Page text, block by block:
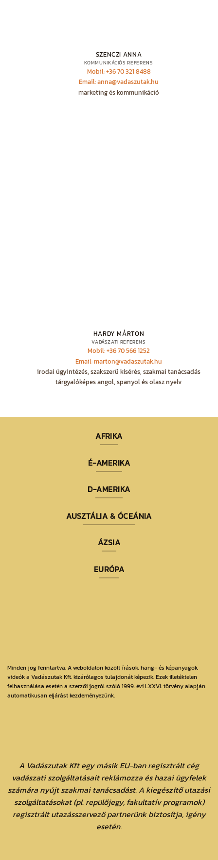
SZENCZI ANNA
KOMMUNIKÁCIÓS REFERENS
Mobil: +36 70 321 8488
Email: anna@vadaszutak.hu
marketing és kommunikáció
HARDY MÁRTON
VADÁSZATI REFERENS
Mobil: +36 70 566 1252
Email: marton@vadaszutak.hu
irodai ügyintézés, szakszerű kísérés, szakmai tanácsadás
tárgyalóképes angol, spanyol és olasz nyelv
AFRIKA
É-AMERIKA
D-AMERIKA
AUSZTÁLIA & ÓCEÁNIA
ÁZSIA
EURÓPA
Minden jog fenntartva. A weboldalon közölt írások, hang- és képanyagok,
videók a Vadászutak Kft. kizárólagos tulajdonát képezik. Ezek illetéktelen
felhasználása esetén a szerzői jogról szóló 1999. évi LXXVI. törvény alapján
automatikusan eljárást kezdeményezünk.
A Vadászutak Kft egy másik EU-ban regisztrált cég
vadászati szolgáltatásait reklámozza és hazai ügyfelek
számára nyújt szakmai tanácsadást. A kiegészítő utazási
szolgáltatásokat (pl. repülőjegy, fakultatív programok)
regisztrált utazásszervező partnerünk biztosítja, igény
esetén.